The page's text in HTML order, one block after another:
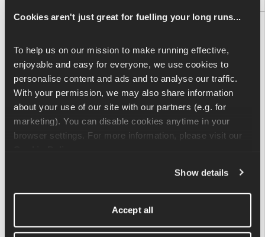
Cookies aren't just great for fuelling your long runs...
To help us on our mission to make running effective,
enjoyable and easy for everyone, we use cookies to
personalise content and ads and to analyse our traffic.
With your permission, we may also share information
about your use of our site with our partners (e.g. for
marketing). You can disable cookies anytime in your
Show details
Accept all
Le ripetizioni non sono valide
Non riusciamo a trovare
l'analisi del passo nel tuo
allenamento.